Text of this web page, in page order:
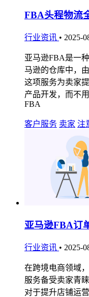
FBA头程物流
行业资讯 • 2025-
亚马逊FBA是一
马逊的仓库中，
这项服务为卖家
产品开发，而不
FBA
客户服务 卖家 注
亚马逊FBA订
行业资讯 • 2025-
在跨境电商领域
服务备受卖家青
对于提升店铺运